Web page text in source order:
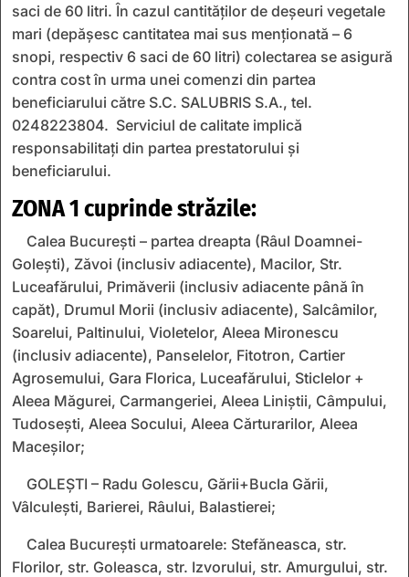
saci de 60 litri. În cazul cantităților de deșeuri vegetale
mari (depășesc cantitatea mai sus menționată – 6
snopi, respectiv 6 saci de 60 litri) colectarea se asigură
contra cost în urma unei comenzi din partea
beneficiarului către S.C. SALUBRIS S.A., tel.
0248223804. Serviciul de calitate implică
responsabilitați din partea prestatorului și
beneficiarului.
ZONA 1 cuprinde străzile:
Calea București – partea dreapta (Râul Doamnei-
Golești), Zăvoi (inclusiv adiacente), Macilor, Str.
Luceafărului, Primăverii (inclusiv adiacente până în
capăt), Drumul Morii (inclusiv adiacente), Salcâmilor,
Soarelui, Paltinului, Violetelor, Aleea Mironescu
(inclusiv adiacente), Panselelor, Fitotron, Cartier
Agrosemului, Gara Florica, Luceafărului, Sticlelor +
Aleea Măgurei, Carmangeriei, Aleea Liniștii, Câmpului,
Tudosești, Aleea Socului, Aleea Cărturarilor, Aleea
Maceșilor;
GOLEȘTI – Radu Golescu, Gării+Bucla Gării,
Vâlculești, Barierei, Râului, Balastierei;
Calea București urmatoarele: Stefăneasca, str.
Florilor, str. Goleasca, str. Izvorului, str. Amurgului, str.